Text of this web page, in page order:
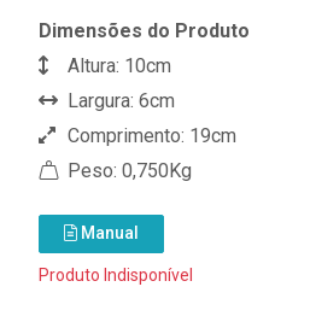
Dimensões do Produto
Altura: 10cm
Largura: 6cm
Comprimento: 19cm
Peso: 0,750Kg
Manual
Produto Indisponível